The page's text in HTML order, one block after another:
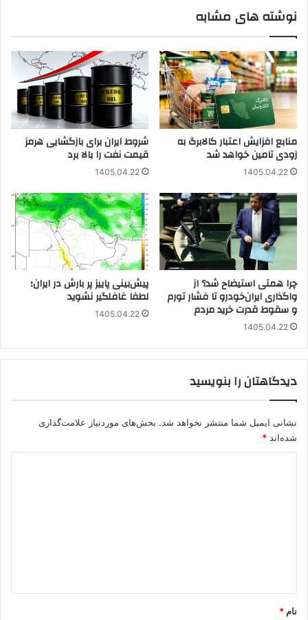
نوشته های مشابه
منابع افزایش اعتبار کالابرگ به
زودی تامین خواهد شد
1405.04.22
شروط ایران برای بازگشایی هرمز
قیمت نفت را بالا برد
1405.04.22
چرا همتی استیضاح شد؟ از
واگذاری ایران‌خودرو تا فشار تورم
و سقوط قدرت خرید مردم
1405.04.22
پیش‌بینی پاییز پر بارش در ایران؛
لطفا غافلگیر نشوید
1405.04.22
دیدگاهتان را بنویسید
نشانی ایمیل شما منتشر نخواهد شد. بخش‌های موردنیاز علامت‌گذاری
شده‌اند *
نام *